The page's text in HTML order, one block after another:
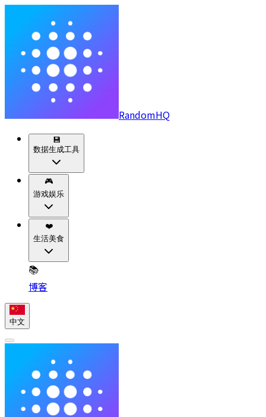
RandomHQ
💾
数据生成工具
🎮
游戏娱乐
❤️
生活美食
📚
博客
中文